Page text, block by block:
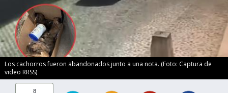
Los cachorros fueron abandonados junto a una nota. (Foto: Captura de
video RRSS)
8